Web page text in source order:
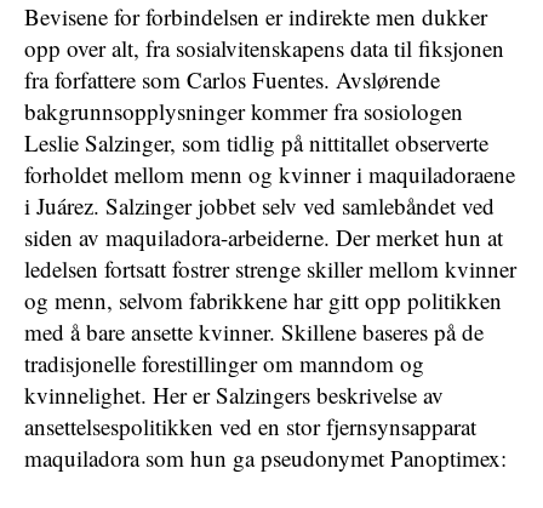
Bevisene for forbindelsen er indirekte men dukker
opp over alt, fra sosialvitenskapens data til fiksjonen
fra forfattere som Carlos Fuentes. Avslørende
bakgrunnsopplysninger kommer fra sosiologen
Leslie Salzinger, som tidlig på nittitallet observerte
forholdet mellom menn og kvinner i maquiladoraene
i Juárez. Salzinger jobbet selv ved samlebåndet ved
siden av maquiladora-arbeiderne. Der merket hun at
ledelsen fortsatt fostrer strenge skiller mellom kvinner
og menn, selvom fabrikkene har gitt opp politikken
med å bare ansette kvinner. Skillene baseres på de
tradisjonelle forestillinger om manndom og
kvinnelighet. Her er Salzingers beskrivelse av
ansettelsespolitikken ved en stor fjernsynsapparat
maquiladora som hun ga pseudonymet Panoptimex: